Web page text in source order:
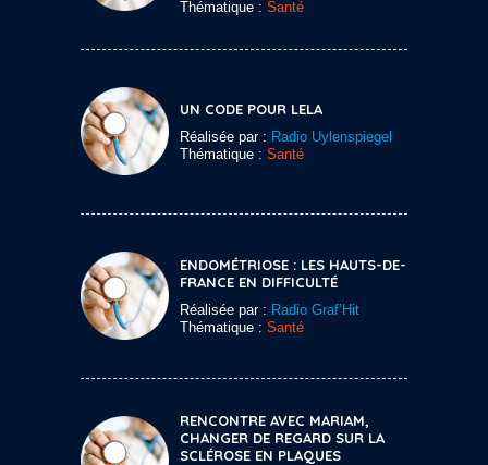
Thématique : Santé
UN CODE POUR LELA
Réalisée par : Radio Uylenspiegel
Thématique : Santé
ENDOMÉTRIOSE : LES HAUTS-DE-
FRANCE EN DIFFICULTÉ
Réalisée par : Radio Graf’Hit
Thématique : Santé
RENCONTRE AVEC MARIAM,
CHANGER DE REGARD SUR LA
SCLÉROSE EN PLAQUES